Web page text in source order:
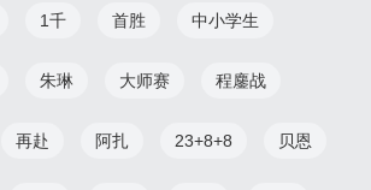
1千 首胜 中小学生
朱琳 大师赛 程鏖战
再赴 阿扎 23+8+8 贝恩